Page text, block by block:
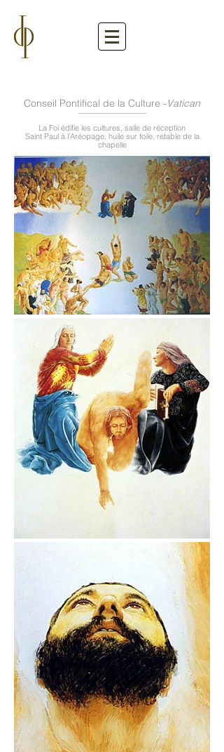
Conseil Pontifical de la Culture - Vatican
La Foi édifie les cultures, salle de réception
Saint Paul à l’Aréopage, huile sur toile, retable de la
chapelle